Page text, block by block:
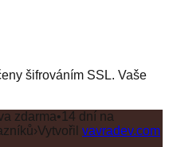
šifrováním SSL. Vaše
zdarma•14 dní na
›Vytvořil vavradev.com